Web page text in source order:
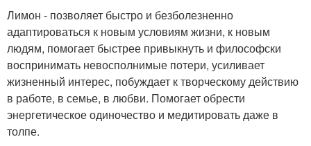
Лимон - позволяет быстро и безболезненно
адаптироваться к новым условиям жизни, к новым
людям, помогает быстрее привыкнуть и философски
воспринимать невосполнимые потери, усиливает
жизненный интерес, побуждает к творческому действию
в работе, в семье, в любви. Помогает обрести
энергетическое одиночество и медитировать даже в
толпе.